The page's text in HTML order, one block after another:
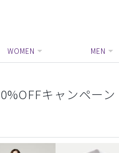
WOMEN MEN
キャンペー